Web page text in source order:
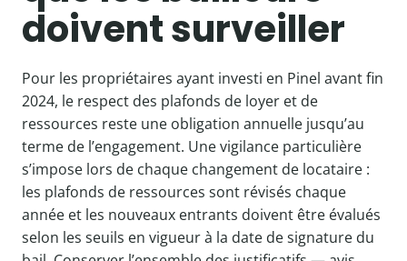
doivent surveiller
Pour les propriétaires ayant investi en Pinel avant fin
2024, le respect des plafonds de loyer et de
ressources reste une obligation annuelle jusqu’au
terme de l’engagement. Une vigilance particulière
s’impose lors de chaque changement de locataire :
les plafonds de ressources sont révisés chaque
année et les nouveaux entrants doivent être évalués
selon les seuils en vigueur à la date de signature du